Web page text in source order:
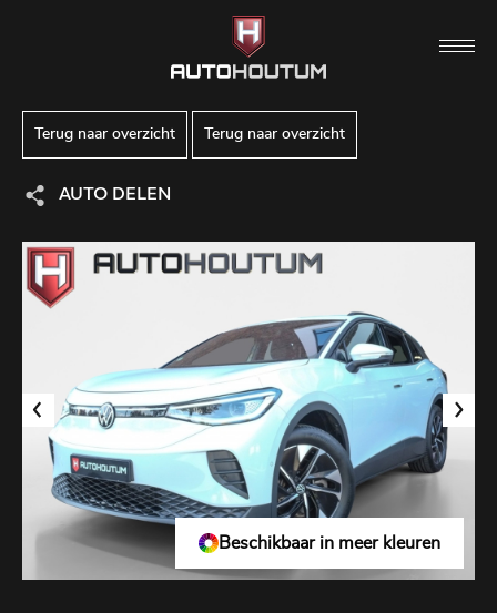
Terug naar overzicht Terug naar overzicht
AUTO DELEN
Beschikbaar in meer kleuren